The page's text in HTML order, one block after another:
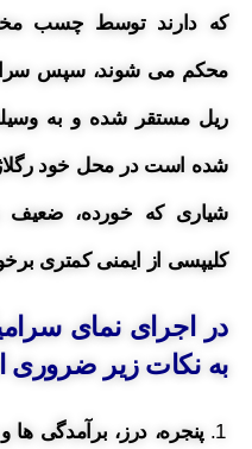
که دارند توسط چسب
محکم می شوند، سپس
ریل مستقر شده و به
شده است در محل خود
شیاری که خورده،
کلیپسی از ایمنی کمتری
در اجرای نمای
به نکات زیر
پنجره، درز، برآمدگی